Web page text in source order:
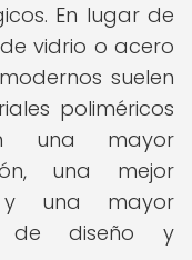
En lugar de
vidrio o acero
suelen
poliméricos
una mayor
una mejor
y una mayor
de diseño y